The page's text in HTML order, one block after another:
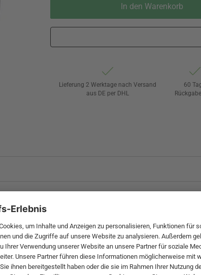
In den Warenkorb
Lieferung 2 Werktage nach Versand
aus DE per DHL
60